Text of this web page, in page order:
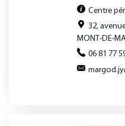
Centre
32,
MONT-DE-
06 81 77